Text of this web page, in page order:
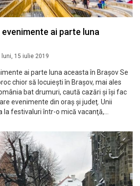
ai parte luna
luni, 15 iulie 2019
ai parte luna aceasta în Braşov Se
chior să locuieşti în Braşov, mai ales
bat drumuri, caută cazări şi îşi fac
evenimente din oraş şi judeţ. Unii
festivaluri într-o mică vacanţă,…